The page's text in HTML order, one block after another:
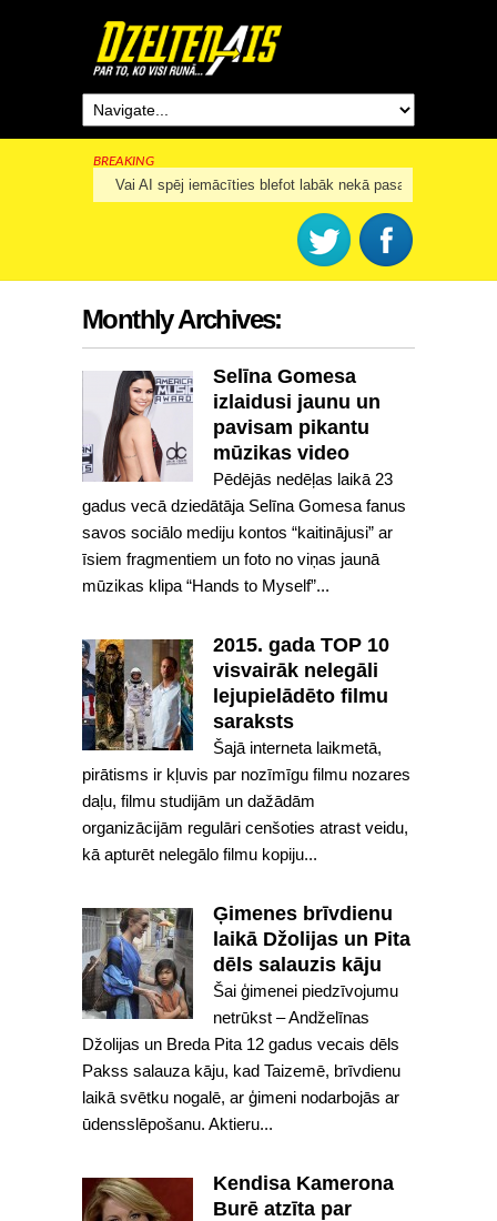
BREAKING
Rīga šogad svinēs 825. dzimšanas dienu
Monthly Archives:
Selīna Gomesa
izlaidusi jaunu un
pavisam pikantu
mūzikas video
Pēdējās nedēļas laikā 23
gadus vecā dziedātāja Selīna Gomesa fanus
savos sociālo mediju kontos “kaitinājusi” ar
īsiem fragmentiem un foto no viņas jaunā
mūzikas klipa “Hands to Myself”...
2015. gada TOP 10
visvairāk nelegāli
lejupielādēto filmu
saraksts
Šajā interneta laikmetā,
pirātisms ir kļuvis par nozīmīgu filmu nozares
daļu, filmu studijām un dažādām
organizācijām regulāri cenšoties atrast veidu,
kā apturēt nelegālo filmu kopiju...
Ģimenes brīvdienu
laikā Džolijas un Pita
dēls salauzis kāju
Šai ģimenei piedzīvojumu
netrūkst – Andželīnas
Džolijas un Breda Pita 12 gadus vecais dēls
Pakss salauza kāju, kad Taizemē, brīvdienu
laikā svētku nogalē, ar ģimeni nodarbojās ar
ūdensslēpošanu. Aktieru...
Kendisa Kamerona
Burē atzīta par